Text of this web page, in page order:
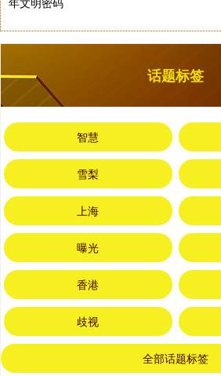
话题标签
智慧
雪梨
上海
曝光
香港
歧视
全部话题标签